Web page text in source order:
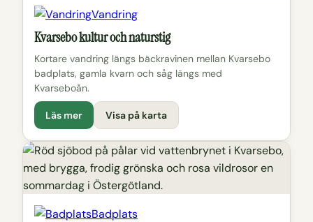
Vandring
Kvarsebo kultur och naturstig
Kortare vandring längs bäckravinen mellan Kvarsebo
badplats, gamla kvarn och såg längs med
Kvarseboån.
Läs mer Visa på karta
Badplats